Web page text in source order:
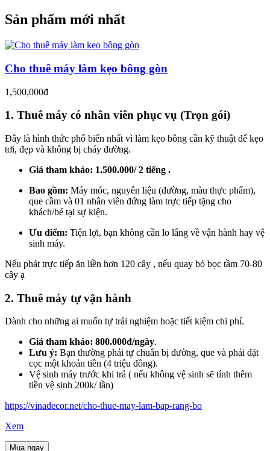
Sản phẩm mới nhất
Cho thuê máy làm kẹo bông gòn
1,500,000đ
1. Thuê máy có nhân viên phục vụ (Trọn gói)
Đây là hình thức phổ biến nhất vì làm kẹo bông cần kỹ thuật để kẹo
tơi, đẹp và không bị cháy đường.
Giá tham khảo: 1.500.000/ 2 tiếng .
Bao gồm: Máy móc, nguyên liệu (đường, màu thực phẩm),
que cầm và 01 nhân viên đứng làm trực tiếp tặng cho
khách/bé tại sự kiện.
Ưu điểm: Tiện lợi, bạn không cần lo lắng về vận hành hay vệ
sinh máy.
Nếu phát trực tiếp ăn liền hơn 120 cây , nếu quay bỏ bọc tầm 70-80
cây ạ
2. Thuê máy tự vận hành
Dành cho những ai muốn tự trải nghiệm hoặc tiết kiệm chi phí.
Giá tham khảo: 800.000đ/ngày.
Lưu ý: Bạn thường phải tự chuẩn bị đường, que và phải đặt
cọc một khoản tiền (4 triệu đồng).
Vệ sinh máy trước khi trả ( nếu không vệ sinh sẽ tính thêm
tiền vệ sinh 200k/ lần)
https://vinadecor.net/cho-thue-may-lam-bap-rang-bo
Xem
Mua ngay